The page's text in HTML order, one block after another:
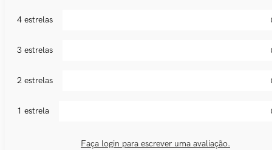
4 estrelas
3 estrelas
2 estrelas
1 estrela
Faça login para escrever uma avaliação.